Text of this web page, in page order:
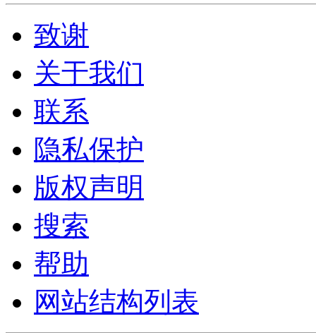
致谢
关于我们
联系
隐私保护
版权声明
搜索
帮助
网站结构列表